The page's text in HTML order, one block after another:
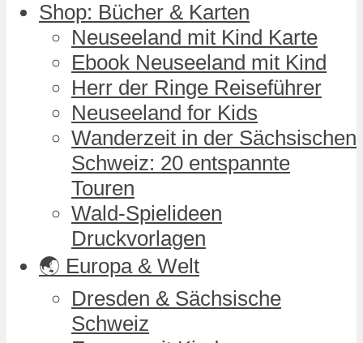
Shop: Bücher & Karten
Neuseeland mit Kind Karte
Ebook Neuseeland mit Kind
Herr der Ringe Reiseführer
Neuseeland for Kids
Wanderzeit in der Sächsischen
Schweiz: 20 entspannte
Touren
Wald-Spielideen
Druckvorlagen
🌏 Europa & Welt
Dresden & Sächsische
Schweiz